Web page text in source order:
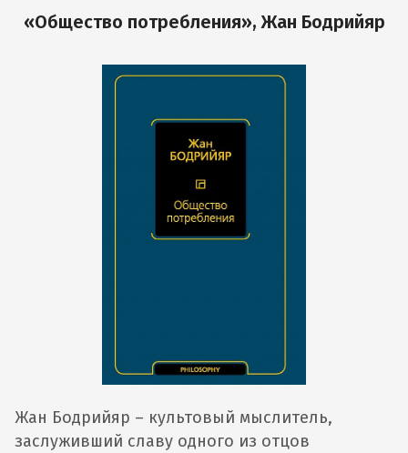
«Общество потребления», Жан Бодрийяр
Жан Бодрийяр – культовый мыслитель,
заслуживший славу одного из отцов